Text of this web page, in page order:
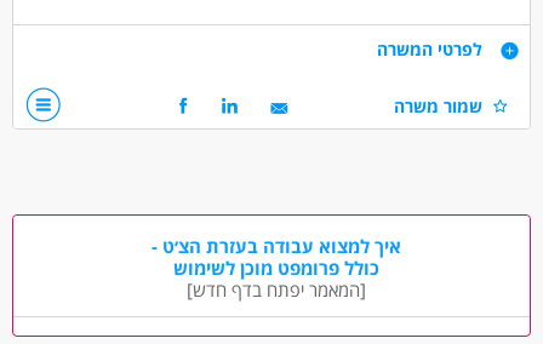
דרישות
-ידע ונסיון בטיפול בכל התיק הפנסיוני, הפיננסי והביטוחי של
דרושים בתחום
ביטוח - מכירות ביטוח
ביטוח - משווק פנסיוני
ביטוח - סוכן ביטוח
לפרטי המשרה
שמור משרה
איך למצוא עבודה בעזרת הצ׳ט -
כולל פרומפט מוכן לשימוש
[המאמר יפתח בדף חדש]